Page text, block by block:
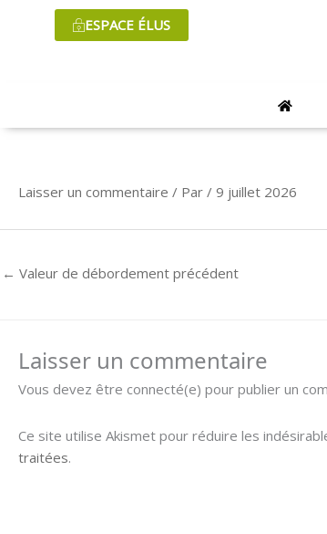
ESPACE ÉLUS
Laisser un commentaire / Par / 9 juillet 2026
← Valeur de débordement précédent
Laisser un commentaire
Vous devez être connecté(e) pour publier un
Ce site utilise Akismet pour réduire les
traitées.